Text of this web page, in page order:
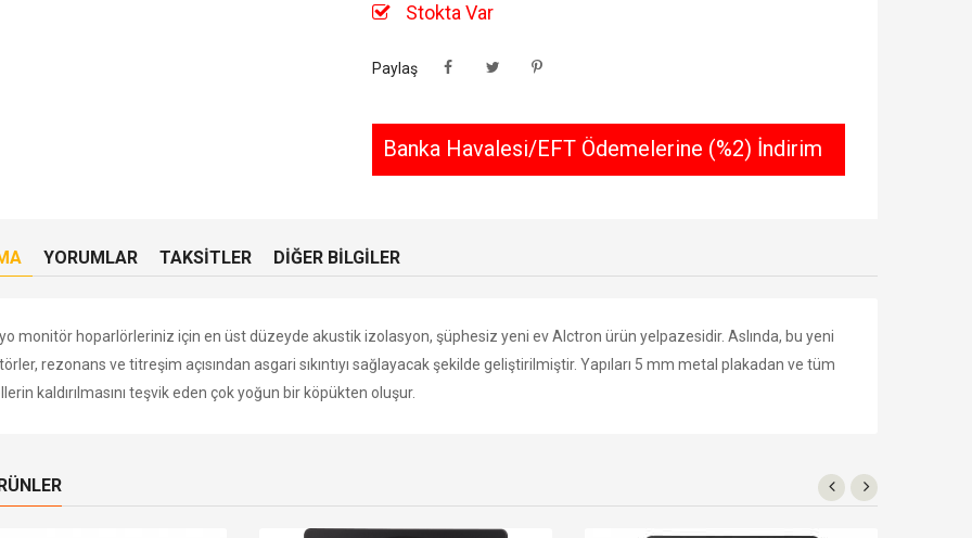
Stokta Var
Paylaş
Banka Havalesi/EFT Ödemelerine (%2) İndirim
YORUMLAR TAKSITLER DIĞER BILGILER
monitör hoparlörleriniz için en üst düzeyde akustik izolasyon, şüphesiz yeni ev Alctron ürün yelpazesidir. Aslında, bu yeni
rezonans ve titreşim açısından asgari sıkıntıyı sağlayacak şekilde geliştirilmiştir. Yapıları 5 mm metal plakadan ve tüm
kaldırılmasını teşvik eden çok yoğun bir köpükten oluşur.